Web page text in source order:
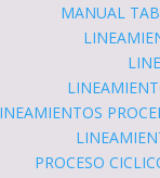
MANUAL
PROCESO